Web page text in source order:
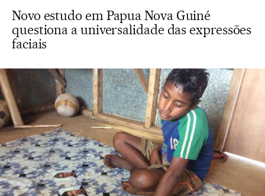
Novo estudo em Papua Nova Guiné
questiona a universalidade das expressões
faciais